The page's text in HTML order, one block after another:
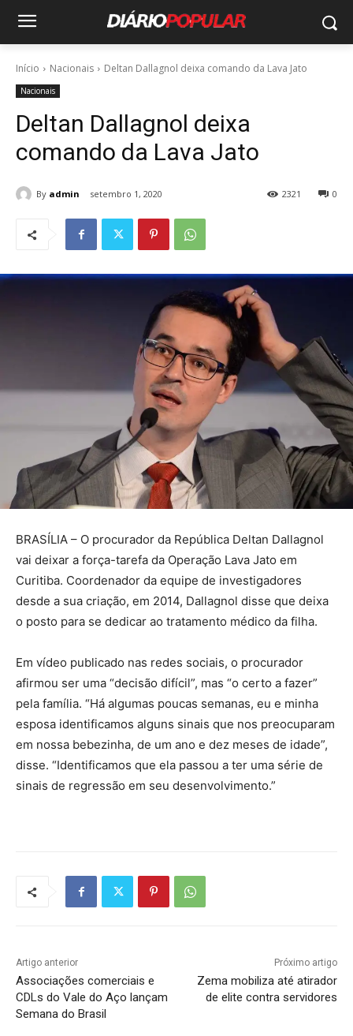
Início Nacionais Deltan Dallagnol deixa comando da Lava Jato
Nacionais
Deltan Dallagnol deixa
comando da Lava Jato
By admin setembro 1, 2020 0
2321
BRASÍLIA – O procurador da República Deltan Dallagnol
vai deixar a força-tarefa da Operação Lava Jato em
Curitiba. Coordenador da equipe de investigadores
desde a sua criação, em 2014, Dallagnol disse que deixa
o posto para se dedicar ao tratamento médico da filha.
Em vídeo publicado nas redes sociais, o procurador
afirmou ser uma “decisão difícil”, mas “o certo a fazer”
pela família. “Há algumas poucas semanas, eu e minha
esposa identificamos alguns sinais que nos preocuparam
em nossa bebezinha, de um ano e dez meses de idade”,
disse. “Identificamos que ela passou a ter uma série de
sinais de regressão em seu desenvolvimento.”
Artigo anterior
Associações comerciais e
CDLs do Vale do Aço lançam
Semana do Brasil
Próximo artigo
Zema mobiliza até atirador
de elite contra servidores